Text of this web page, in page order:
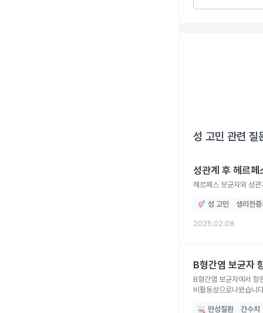
성 고민 관련 질
성관계 후 헤르
헤르페스 보균자와 성
성 고민 생리전
2025.02.08
B형간염 보균자
B형간염 보균자에서 항원양성-음성/항체양성으
비활동성으로나왔습니
만성질환 간수치